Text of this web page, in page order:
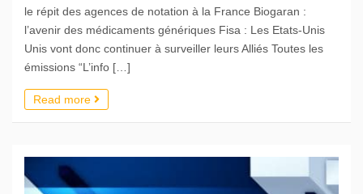
le répit des agences de notation à la France Biogaran :
l’avenir des médicaments génériques Fisa : Les Etats-Unis
Unis vont donc continuer à surveiller leurs Alliés Toutes les
émissions “L’info […]
Read more